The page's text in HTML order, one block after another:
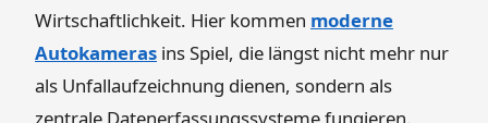
Wirtschaftlichkeit. Hier kommen moderne
Autokameras ins Spiel, die längst nicht mehr nur
als Unfallaufzeichnung dienen, sondern als